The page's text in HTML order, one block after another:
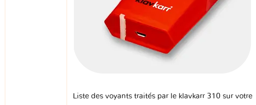
Liste des voyants traités par le klavkarr 310 sur votre